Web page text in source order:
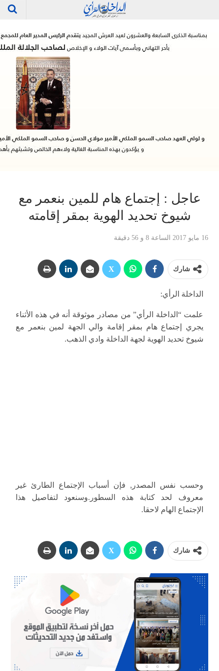
عاجل : إجتماع هام للمين بنعمر مع
شيوخ تحديد الهوية بمقر إقامته
16 مايو 2017 الساعة 8 و 56 دقيقة
شارك
الداخلة الرأي:
علمت “الداخلة الرأي” من مصادر موثوقة أنه في هذه الأثناء
يجري إجتماع هام بمقر إقامة والي الجهة لمين بنعمر مع
شيوخ تحديد الهوية لجهة الداخلة وادي الذهب.
وحسب نفس المصدر, فإن أسباب الإجتماع الطارئ غير
معروف لحد كتابة هذه السطور.وسنعود لتفاصيل هذا
الإجتماع الهام لاحقا.
شارك